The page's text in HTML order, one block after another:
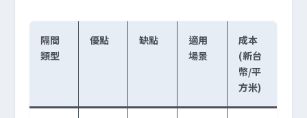
隔間
類型
優點 缺點
適用
場景
成本
(新台
幣/平
方米)